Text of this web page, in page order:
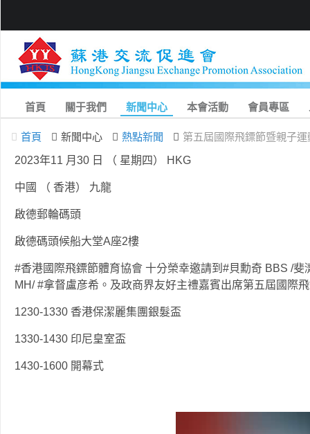
首頁 關于我們 新聞中心 本會活動 會員專區
首頁 新聞中心 熱點新聞
第五屆國際飛鏢節暨親子
2023年11 月30 日 （ 星期四） HKG
中國 （ 香港） 九龍
啟德郵輪碼頭
啟德碼頭候船大堂A座2樓
#香港國際飛鏢節體育協會 十分榮幸邀請到#貝勳奇 BBS /
MH/ #拿督盧彦希。及政商界友好主禮嘉賓出席第五屆國際
1230-1330 香港保潔麗集團銀髮盃
1330-1430 印尼皇室盃
1430-1600 開幕式